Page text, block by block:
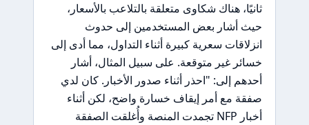
ثانيًا، هناك شكاوى متعلقة بالتلاعب بالأسعار،
حيث أشار بعض المستخدمين إلى حدوث
انزلاقات سعرية كبيرة أثناء التداول، مما أدى إلى
خسائر غير متوقعة. على سبيل المثال، أشار
أحدهم إلى: "احذر أثناء صدور الأخبار. كان لدي
صفقة مع أمر إيقاف خسارة واضح، لكن أثناء
أخبار NFP تجمدت المنصة وأُغلقت الصفقة